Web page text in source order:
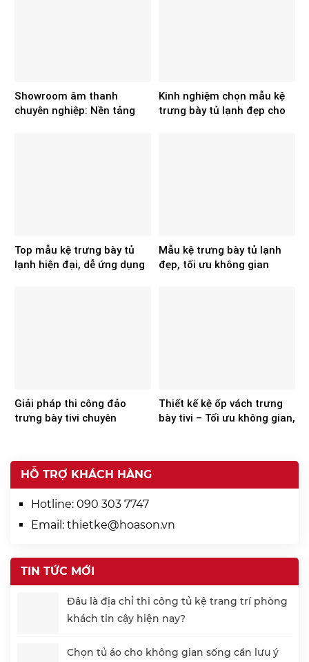
Showroom âm thanh
chuyên nghiệp: Nền tảng
Kinh nghiệm chọn mẫu kệ
trưng bày tủ lạnh đẹp cho
Top mẫu kệ trưng bày tủ
lạnh hiện đại, dễ ứng dụng
Mẫu kệ trưng bày tủ lạnh
đẹp, tối ưu không gian
Giải pháp thi công đảo
trưng bày tivi chuyên
Thiết kế kệ ốp vách trưng
bày tivi – Tối ưu không gian,
HỖ TRỢ KHÁCH HÀNG
Hotline: 090 303 7747
Email: thietke@hoason.vn
TIN TỨC MỚI
Đâu là địa chỉ thi công tủ kệ trang trí phòng
khách tin cậy hiện nay?
Chọn tủ áo cho không gian sống cần lưu ý